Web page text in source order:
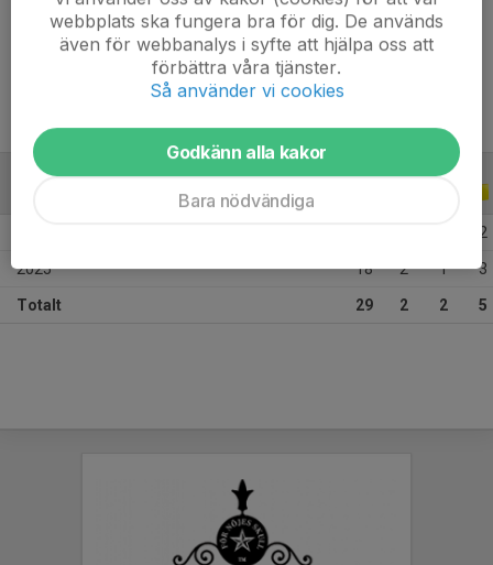
Ålder
38 år
Tidigare klubbar
Säters IF, Åby IF
ALLA ÅR
2
2025 18 2 1 3
Totalt 29 2 2 5
webbplats ska fungera bra för dig. De används
även för webbanalys i syfte att hjälpa oss att
förbättra våra tjänster.
Så använder vi cookies
Godkänn alla kakor
Bara nödvändiga